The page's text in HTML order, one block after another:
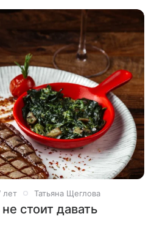
лет Татьяна Щеглова
стоит давать